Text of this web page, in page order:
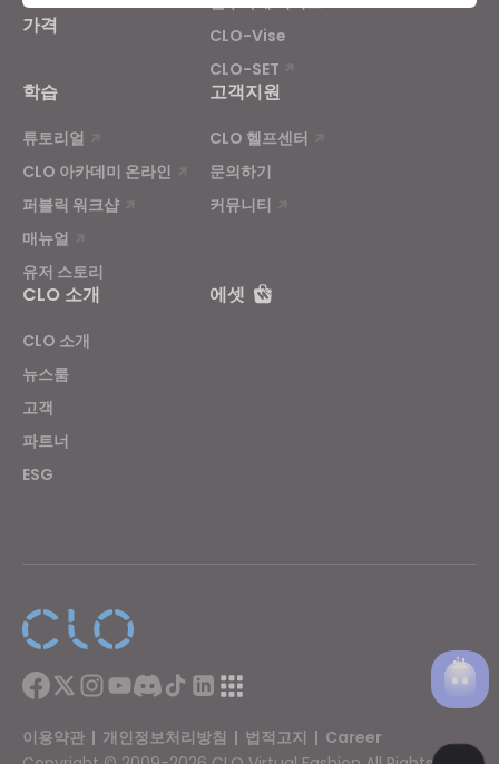
가격
CLO-Vise
CLO-SET
학습
튜토리얼
CLO 아카데미 온라인
퍼블릭 워크샵
매뉴얼
유저 스토리
고객지원
CLO 헬프센터
문의하기
커뮤니티
CLO 소개
CLO 소개
뉴스룸
고객
파트너
ESG
에셋
이용약관 | 개인정보처리방침 | 법적고지 | Career
properly.